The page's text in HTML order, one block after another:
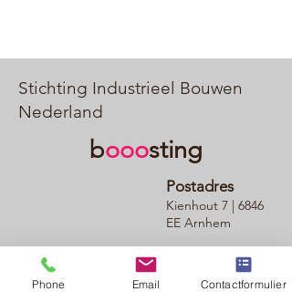
Stichting Industrieel Bouwen
Nederland
booosting
Postadres
Kienhout 7 | 6846
EE Arnhem
0622114701
info@booosting.nl
Phone Email Contactformulier